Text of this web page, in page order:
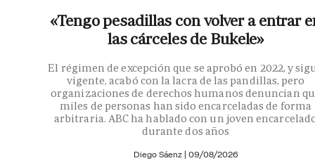
«Tengo pesadillas con volver a entrar
las cárceles de Bukele»
El régimen de excepción que se aprobó en 2022, y
vigente, acabó con la lacra de las pandillas, pero
organizaciones de derechos humanos denuncian
miles de personas han sido encarceladas de forma
arbitraria. ABC ha hablado con un joven
durante dos años
Diego Sáenz | 09/08/2026